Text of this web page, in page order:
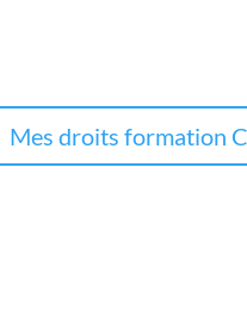
Mes droits formation